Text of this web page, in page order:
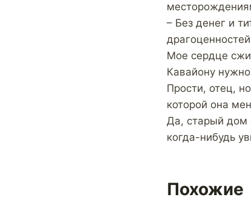
– Без денег и
Мое сердце
Кавайону
Прости, отец,
которой она
Да, старый дом
когда-нибудь
Похожие